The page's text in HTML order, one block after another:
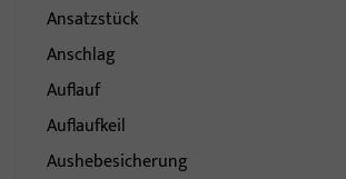
Ansatzstück
Anschlag
Auflauf
Auflaufkeil
Aushebesicherung